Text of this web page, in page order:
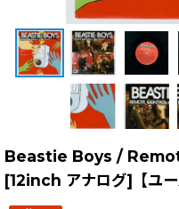
Beastie Boys /
[12inch アナログ]【ユー